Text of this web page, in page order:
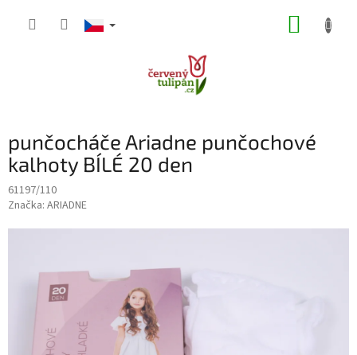
punčocháče Ariadne punčochové
kalhoty BÍLÉ 20 den
61197/110
Značka: ARIADNE